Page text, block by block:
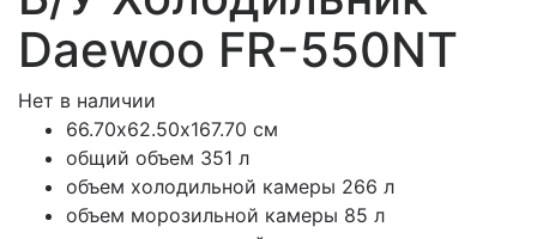
Daewoo FR-550NT
Нет в наличии
66.70х62.50х167.70 см
общий объем 351 л
объем холодильной камеры 266 л
объем морозильной камеры 85 л